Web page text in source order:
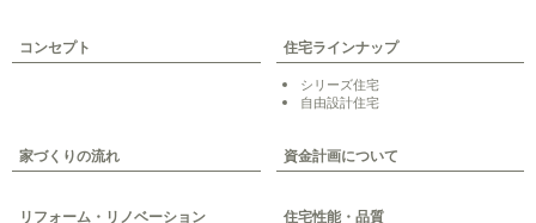
コンセプト 住宅ラインナップ
シリーズ住宅
自由設計住宅
家づくりの流れ 資金計画について
リフォーム・リノベーション 住宅性能・品質